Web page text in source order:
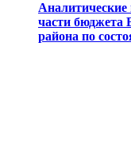
части бюджета
района по